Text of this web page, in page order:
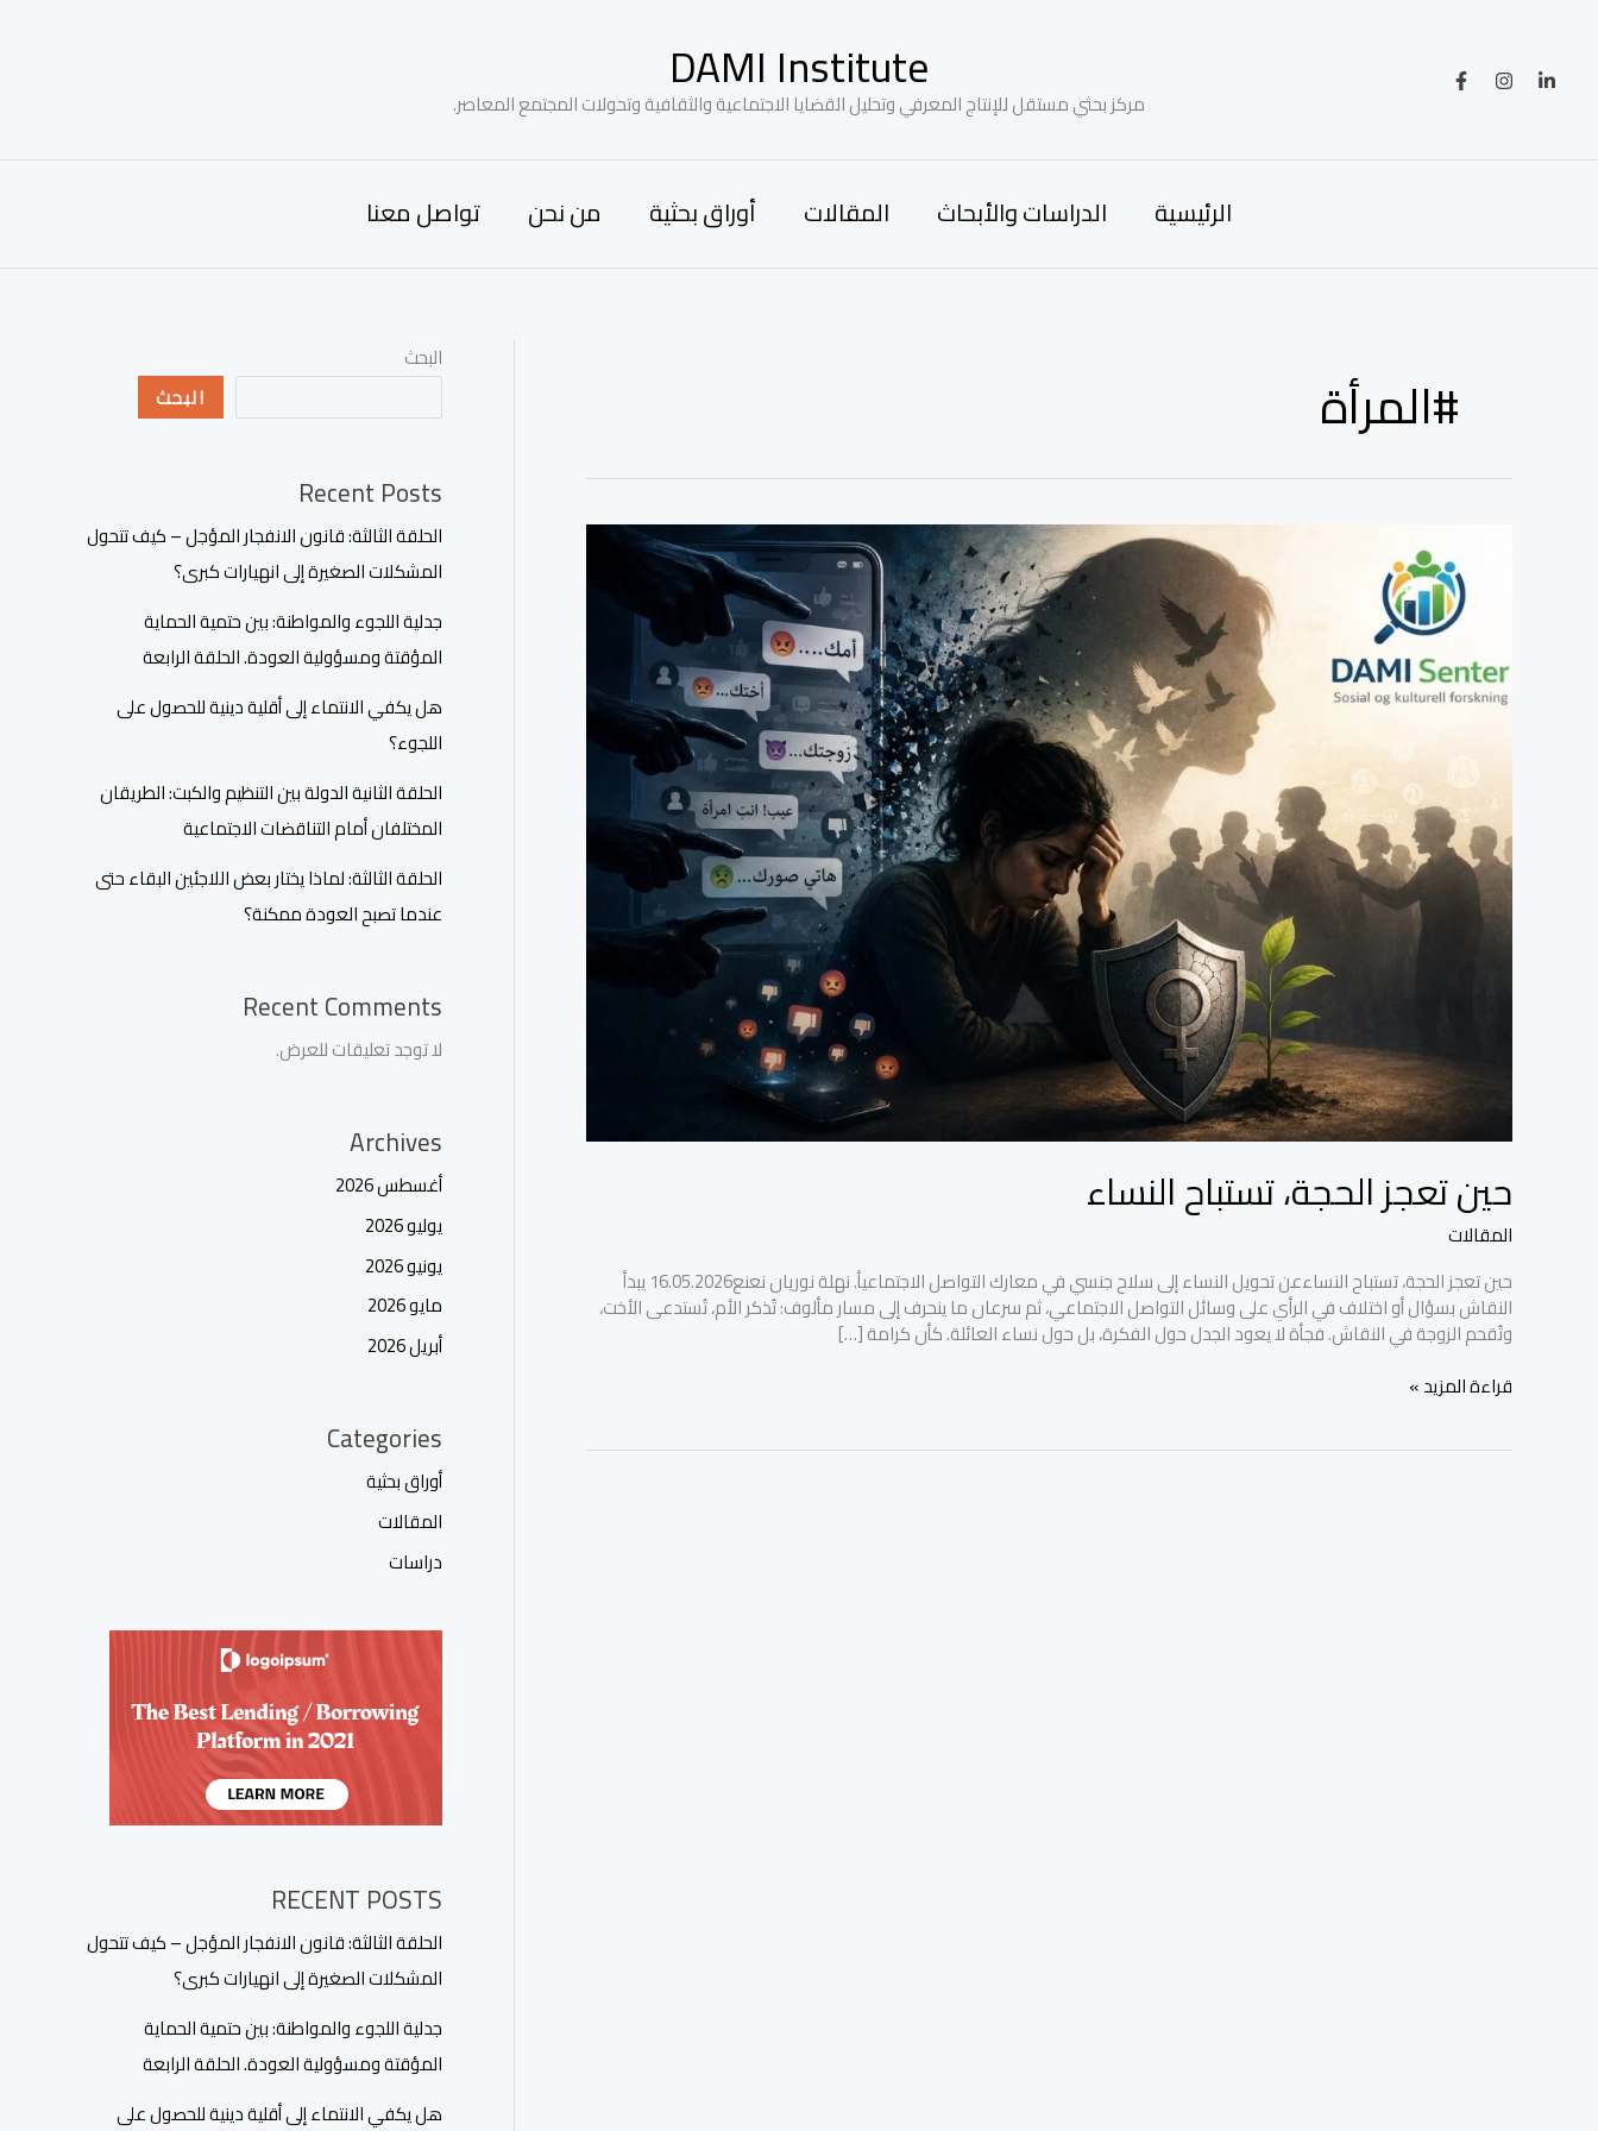
المحتوى DAMI Institute
مركز بحثي مستقل للإنتاج المعرفي وتحليل القضايا الاجتماعية والثقافية وتحولات المجتمع المعاصر.
الرئيسية الدراسات والأبحاث المقالات أوراق بحثية من نحن تواصل معنا
#المرأة
حين تعجز الحجة، تستباح النساء
المقالات
حين تعجز الحجة، تستباح النساءعن تحويل النساء إلى سلاح جنسي في معارك التواصل الاجتماعيأ. نهلة نوريان نعنع16.05.2026 يبدأ
النقاش بسؤال أو اختلاف في الرأي على وسائل التواصل الاجتماعي، ثم سرعان ما ينحرف إلى مسار مألوف: تُذكر الأم، تُستدعى الأخت،
وتُقحم الزوجة في النقاش. فجأة لا يعود الجدل حول الفكرة، بل حول نساء العائلة. كأن كرامة […]
قراءة المزيد »
البحث
البحث
Recent Posts
الحلقة الثالثة: قانون الانفجار المؤجل – كيف تتحول
المشكلات الصغيرة إلى انهيارات كبرى؟
جدلية اللجوء والمواطنة: بين حتمية الحماية
المؤقتة ومسؤولية العودة. الحلقة الرابعة
هل يكفي الانتماء إلى أقلية دينية للحصول على
اللجوء؟
الحلقة الثانية الدولة بين التنظيم والكبت: الطريقان
المختلفان أمام التناقضات الاجتماعية
الحلقة الثالثة: لماذا يختار بعض اللاجئين البقاء حتى
عندما تصبح العودة ممكنة؟
Recent Comments
لا توجد تعليقات للعرض.
Archives
أغسطس 2026
يوليو 2026
يونيو 2026
مايو 2026
أبريل 2026
Categories
أوراق بحثية
المقالات
دراسات
RECENT POSTS
الحلقة الثالثة: قانون الانفجار المؤجل – كيف تتحول
المشكلات الصغيرة إلى انهيارات كبرى؟
جدلية اللجوء والمواطنة: بين حتمية الحماية
المؤقتة ومسؤولية العودة. الحلقة الرابعة
هل يكفي الانتماء إلى أقلية دينية للحصول على